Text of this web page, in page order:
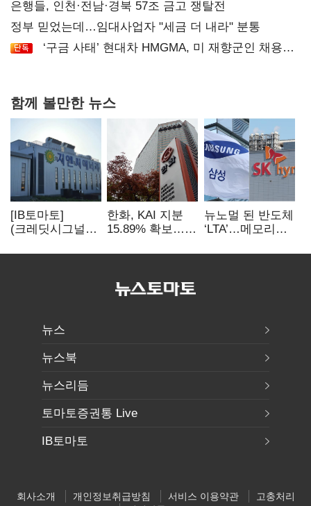
은행들, 인천·전남·경북 57조 금고 쟁탈전
정부 믿었는데…임대사업자 "세금 더 내라" 분통
‘구금 사태’ 현대차 HMGMA, 미 재향군인 채용
함께 볼만한 뉴스
[IB토마토]
(크레딧시그널)
데이터센터 타고
한화, KAI 지분
15.89% 확보…
신청 예정
뉴노멀 된 반도체
‘LTA’…메모리
54조 선불 계약
뉴스
뉴스북
뉴스리듬
토마토증권통 Live
IB토마토
회사소개 개인정보취급방침 서비스 이용약관
고충처리